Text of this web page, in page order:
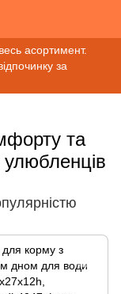
асортимент.
за
та